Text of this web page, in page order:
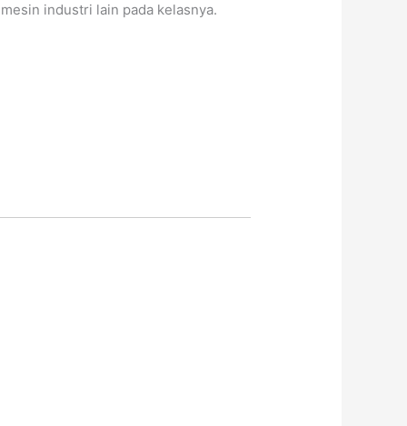
industri lain pada kelasnya.